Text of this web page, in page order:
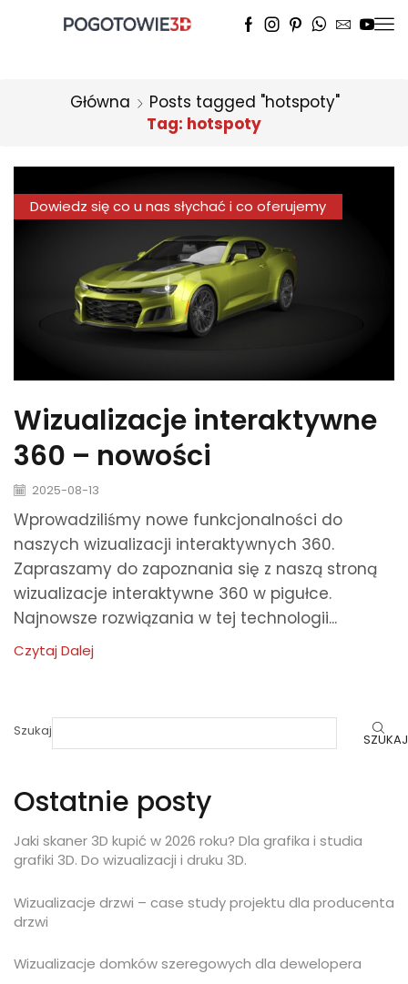
Główna
Posts tagged "hotspoty"
Tag: hotspoty
Dowiedz się co u nas słychać i co oferujemy
Wizualizacje interaktywne
360 – nowości
2025-08-13
Wprowadziliśmy nowe funkcjonalności do
naszych wizualizacji interaktywnych 360.
Zapraszamy do zapoznania się z naszą stroną
wizualizacje interaktywne 360 w pigułce.
Najnowsze rozwiązania w tej technologii...
Czytaj Dalej
Szukaj SZUKAJ
Ostatnie posty
Jaki skaner 3D kupić w 2026 roku? Dla grafika i studia
grafiki 3D. Do wizualizacji i druku 3D.
Wizualizacje drzwi – case study projektu dla producenta
drzwi
Wizualizacje domków szeregowych dla dewelopera